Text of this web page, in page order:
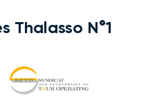
Thalasso N°1